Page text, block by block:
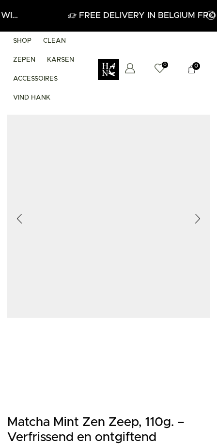
APPLY FREE DELIVERY IN BELGIUM FROM
SHOP CLEAN
ZEPEN KARSEN
ACCESSOIRES
VIND HANK
0 0
Matcha Mint Zen Zeep, 110g. –
Verfrissend en ontgiftend